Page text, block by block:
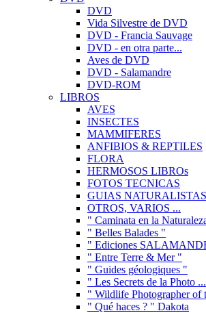
DVD
Vida Silvestre de DVD
DVD - Francia Sauvage
DVD - en otra parte...
Aves de DVD
DVD - Salamandre
DVD-ROM
LIBROS
AVES
INSECTES
MAMMIFERES
ANFIBIOS & REPTILES
FLORA
HERMOSOS LIBROs
FOTOS TECNICAS
GUIAS NATURALISTAS
OTROS, VARIOS ...
" Caminata en la
" Belles Balades "
" Ediciones
" Entre Terre & Mer "
" Guides géologiques "
" Les Secrets de la Photo
" Wildlife Photographer of
" Qué haces ? " Dakota